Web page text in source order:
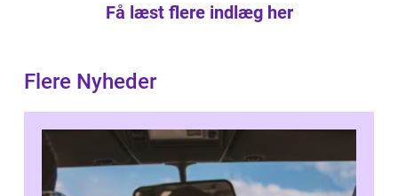
Få læst flere indlæg her
Flere Nyheder